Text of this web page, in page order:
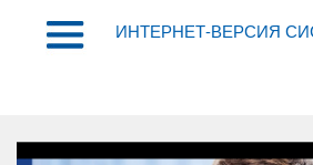
ИНТЕРНЕТ-ВЕРСИЯ